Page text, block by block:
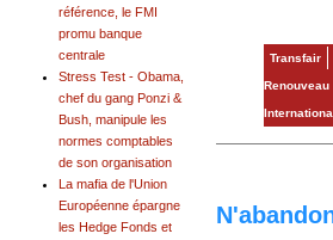
Transfair
Renouveau
référence, le FMI
promu banque
centrale
Stress Test - Obama,
chef du gang Ponzi &
Bush, manipule les
normes comptables
de son organisation
La mafia de l'Union
Européenne épargne
les Hedge Fonds et